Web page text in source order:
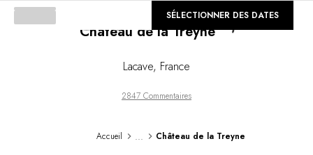
GALERIE
Château de la Treyne
Lacave, France
2847 Commentaires
Accueil ... Château de la Treyne
SÉLECTIONNER DES DATES